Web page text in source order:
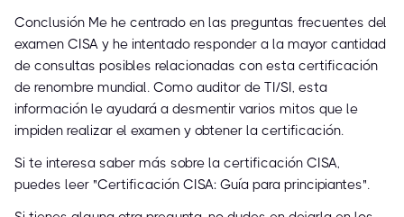
Conclusión Me he centrado en las preguntas frecuentes del
examen CISA y he intentado responder a la mayor cantidad
de consultas posibles relacionadas con esta certificación
de renombre mundial. Como auditor de TI/SI, esta
información le ayudará a desmentir varios mitos que le
impiden realizar el examen y obtener la certificación.
Si te interesa saber más sobre la certificación CISA,
puedes leer "Certificación CISA: Guía para principiantes".